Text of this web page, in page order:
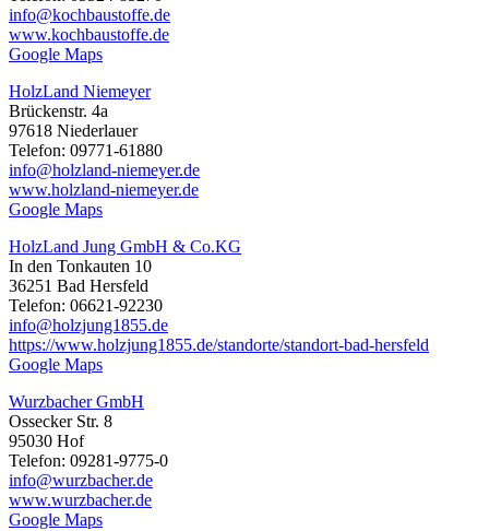
info@kochbaustoffe.de
www.kochbaustoffe.de
Google Maps
HolzLand Niemeyer
Brückenstr. 4a
97618 Niederlauer
Telefon: 09771-61880
info@holzland-niemeyer.de
www.holzland-niemeyer.de
Google Maps
HolzLand Jung GmbH & Co.KG
In den Tonkauten 10
36251 Bad Hersfeld
Telefon: 06621-92230
info@holzjung1855.de
https://www.holzjung1855.de/standorte/standort-bad-hersfeld
Google Maps
Wurzbacher GmbH
Ossecker Str. 8
95030 Hof
Telefon: 09281-9775-0
info@wurzbacher.de
www.wurzbacher.de
Google Maps